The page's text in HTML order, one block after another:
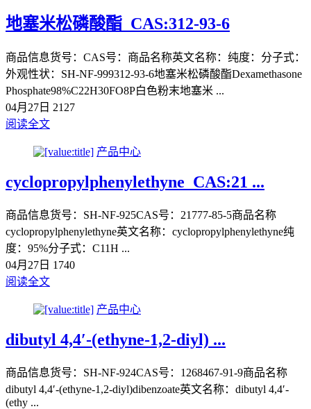
地塞米松磷酸酯_CAS:312-93-6
商品信息货号：CAS号：商品名称英文名称：纯度：分子式：
外观性状：SH-NF-999312-93-6地塞米松磷酸酯Dexamethasone
Phosphate98%C22H30FO8P白色粉末地塞米 ...
04月27日 2127
阅读全文
产品中心
cyclopropylphenylethyne_CAS:21 ...
商品信息货号：SH-NF-925CAS号：21777-85-5商品名称
cyclopropylphenylethyne英文名称：cyclopropylphenylethyne纯
度：95%分子式：C11H ...
04月27日 1740
阅读全文
产品中心
dibutyl 4,4′-(ethyne-1,2-diyl) ...
商品信息货号：SH-NF-924CAS号：1268467-91-9商品名称
dibutyl 4,4′-(ethyne-1,2-diyl)dibenzoate英文名称：dibutyl 4,4′-
(ethy ...